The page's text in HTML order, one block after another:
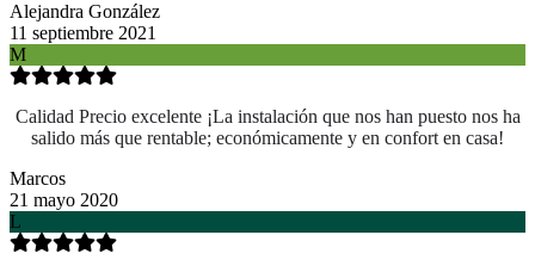
Alejandra González
11 septiembre 2021
M
Calidad Precio excelente ¡La instalación que nos han puesto nos ha
salido más que rentable; económicamente y en confort en casa!
Marcos
21 mayo 2020
L